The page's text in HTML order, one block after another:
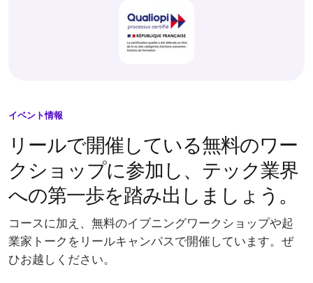
イベント情報
リールで開催している無料のワー
クショップに参加し、テック業界
への第一歩を踏み出しましょう 。
コースに加え、無料のイブニングワークショップや起
業家トークをリールキャンパスで開催しています。ぜ
ひお越しください。